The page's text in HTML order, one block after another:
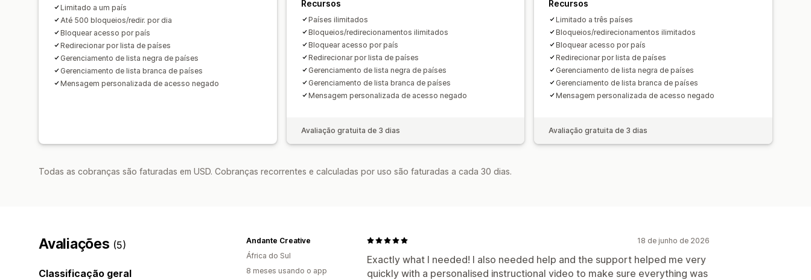
Limitado a um país
Até 500 bloqueios/redir. por dia
Bloquear acesso por país
Redirecionar por lista de países
Gerenciamento de lista negra de países
Gerenciamento de lista branca de países
Mensagem personalizada de acesso negado
Recursos
Países ilimitados
Bloqueios/redirecionamentos ilimitados
Bloquear acesso por país
Redirecionar por lista de países
Gerenciamento de lista negra de países
Gerenciamento de lista branca de países
Mensagem personalizada de acesso negado
Avaliação gratuita de 3 dias
Recursos
Limitado a três países
Bloqueios/redirecionamentos ilimitados
Bloquear acesso por país
Redirecionar por lista de países
Gerenciamento de lista negra de países
Gerenciamento de lista branca de países
Mensagem personalizada de acesso negado
Avaliação gratuita de 3 dias
Todas as cobranças são faturadas em USD. Cobranças recorrentes e calculadas por uso são faturadas a cada 30 dias.
Avaliações (5)
Classificação geral
18 de junho de 2026
Exactly what I needed! I also needed help and the support helped me very
quickly with a personalised instructional video to make sure everything was
Andante Creative
África do Sul
8 meses usando o app